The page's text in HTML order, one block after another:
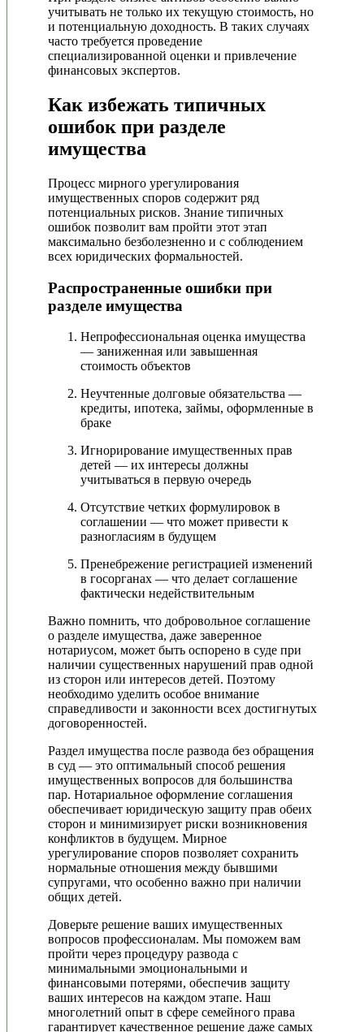
учитывать не только их текущую стоимость, но
и потенциальную доходность. В таких случаях
часто требуется проведение
специализированной оценки и привлечение
финансовых экспертов.
Как избежать типичных
ошибок при разделе
имущества
Процесс мирного урегулирования
имущественных споров содержит ряд
потенциальных рисков. Знание типичных
ошибок позволит вам пройти этот этап
максимально безболезненно и с соблюдением
всех юридических формальностей.
Распространенные ошибки при
разделе имущества
Непрофессиональная оценка имущества
— заниженная или завышенная
стоимость объектов
Неучтенные долговые обязательства —
кредиты, ипотека, займы, оформленные в
браке
Игнорирование имущественных прав
детей — их интересы должны
учитываться в первую очередь
Отсутствие четких формулировок в
соглашении — что может привести к
разногласиям в будущем
Пренебрежение регистрацией изменений
в госорганах — что делает соглашение
фактически недействительным
Важно помнить, что добровольное соглашение
о разделе имущества, даже заверенное
нотариусом, может быть оспорено в суде при
наличии существенных нарушений прав одной
из сторон или интересов детей. Поэтому
необходимо уделить особое внимание
справедливости и законности всех достигнутых
договоренностей.
Раздел имущества после развода без обращения
в суд — это оптимальный способ решения
имущественных вопросов для большинства
пар. Нотариальное оформление соглашения
обеспечивает юридическую защиту прав обеих
сторон и минимизирует риски возникновения
конфликтов в будущем. Мирное
урегулирование споров позволяет сохранить
нормальные отношения между бывшими
супругами, что особенно важно при наличии
общих детей.
Доверьте решение ваших имущественных
вопросов профессионалам. Мы поможем вам
пройти через процедуру развода с
минимальными эмоциональными и
финансовыми потерями, обеспечив защиту
ваших интересов на каждом этапе. Наш
многолетний опыт в сфере семейного права
гарантирует качественное решение даже самых